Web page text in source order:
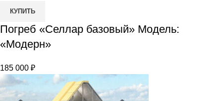
КУПИТЬ
Погреб «Селлар базовый» Модель:
«Модерн»
185 000 ₽